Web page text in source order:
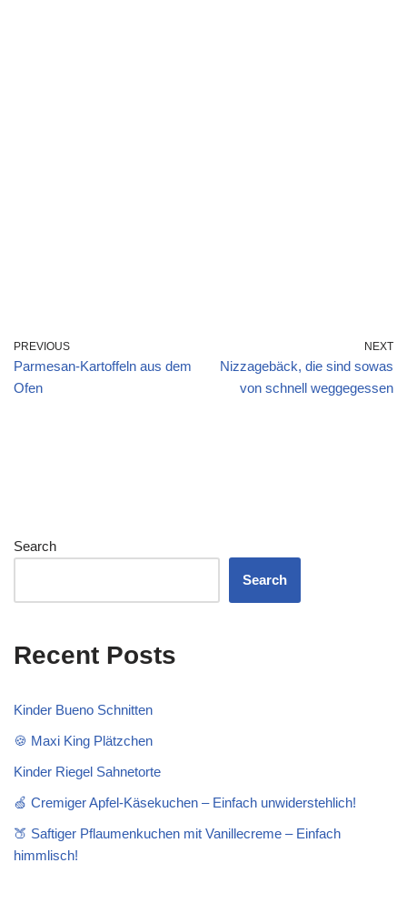
PREVIOUS
Parmesan-Kartoffeln aus dem
Ofen
NEXT
Nizzagebäck, die sind sowas
von schnell weggegessen
Search
Search
Recent Posts
Kinder Bueno Schnitten
🍪 Maxi King Plätzchen
Kinder Riegel Sahnetorte
🍏 Cremiger Apfel-Käsekuchen – Einfach unwiderstehlich!
🍑 Saftiger Pflaumenkuchen mit Vanillecreme – Einfach
himmlisch!